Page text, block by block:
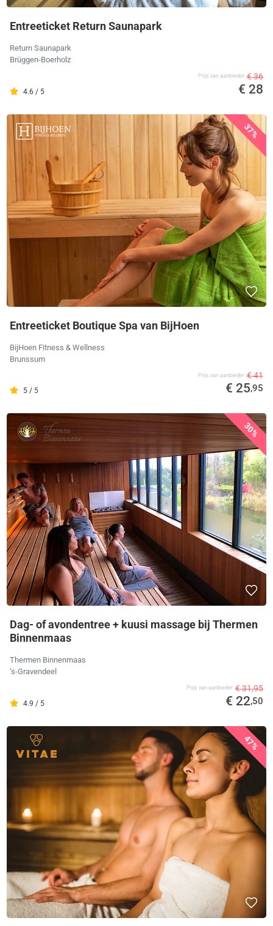
Entreeticket Return Saunapark
Return Saunapark
Brüggen-Boerholz
4.6 / 5
Prijs van aanbieder € 36
€ 28
37%
Entreeticket Boutique Spa van BijHoen
BijHoen Fitness & Wellness
Brunssum
5 / 5
Prijs van aanbieder € 41
€ 25,95
30%
Dag- of avondentree + kuusi massage bij Thermen
Binnenmaas
Thermen Binnenmaas
‘s-Gravendeel
4.9 / 5
Prijs van aanbieder € 31,95
€ 22,50
47%